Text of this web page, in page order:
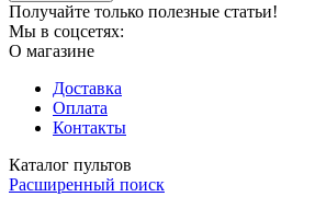
Получайте только полезные статьи!
Мы в соцсетях:
О магазине
Доставка
Оплата
Контакты
Каталог пультов
Расширенный поиск